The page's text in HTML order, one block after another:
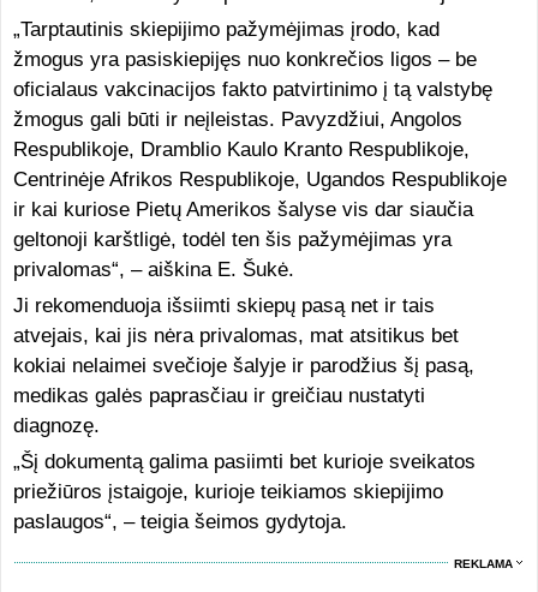
„Tarptautinis skiepijimo pažymėjimas įrodo, kad
žmogus yra pasiskiepijęs nuo konkrečios ligos – be
oficialaus vakcinacijos fakto patvirtinimo į tą valstybę
žmogus gali būti ir neįleistas. Pavyzdžiui, Angolos
Respublikoje, Dramblio Kaulo Kranto Respublikoje,
Centrinėje Afrikos Respublikoje, Ugandos Respublikoje
ir kai kuriose Pietų Amerikos šalyse vis dar siaučia
geltonoji karštligė, todėl ten šis pažymėjimas yra
privalomas“, – aiškina E. Šukė.
Ji rekomenduoja išsiimti skiepų pasą net ir tais
atvejais, kai jis nėra privalomas, mat atsitikus bet
kokiai nelaimei svečioje šalyje ir parodžius šį pasą,
medikas galės paprasčiau ir greičiau nustatyti
diagnozę.
„Šį dokumentą galima pasiimti bet kurioje sveikatos
priežiūros įstaigoje, kurioje teikiamos skiepijimo
paslaugos“, – teigia šeimos gydytoja.
REKLAMA